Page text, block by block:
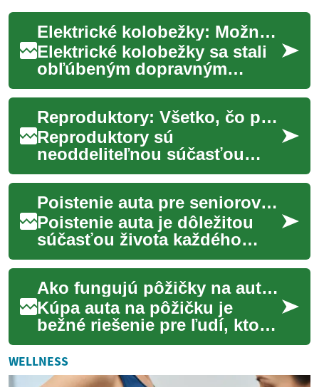
Elektrické kolobežky: Možnosti financovania a splátkový predaj
Elektrické kolobežky sa stali
obľúbeným dopravným
prostriedkom pre mnohých
ľudí, ktorí hľadajú efektívny a
ekologický...
Reproduktory: Všetko, čo potrebujete vedieť
Reproduktory sú
neoddeliteľnou súčasťou
nášho každodenného života.
Či už ide o počúvanie hudby,
sledovanie filmov ale...
Poistenie auta pre seniorov: Všetko, čo potrebujete vedieť
Poistenie auta je dôležitou
súčasťou života každého
vodiča, no pre seniorov môže
mať osobitný význam. S
pribúdajúcim ...
Ako fungujú pôžičky na auto: sprievodca financovaním vozidla
Kúpa auta na pôžičku je
bežné riešenie pre ľudí, ktorí
nechcú alebo nemôžu
zaplatiť celé vozidlo v
hotovosti. Tento č...
WELLNESS